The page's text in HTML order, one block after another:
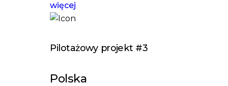
więcej
Pilotażowy projekt #3
Polska